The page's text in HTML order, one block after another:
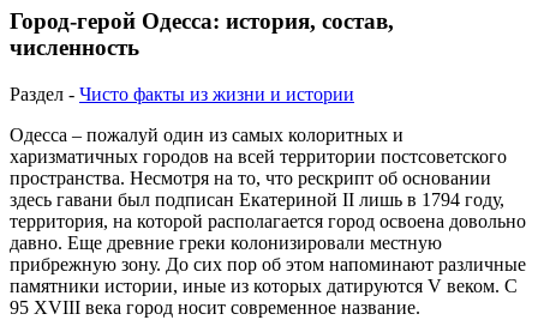
Город-герой Одесса: история, состав,
численность
Раздел - Чисто факты из жизни и истории
Одесса – пожалуй один из самых колоритных и
харизматичных городов на всей территории постсоветского
пространства. Несмотря на то, что рескрипт об основании
здесь гавани был подписан Екатериной II лишь в 1794 году,
территория, на которой располагается город освоена довольно
давно. Еще древние греки колонизировали местную
прибрежную зону. До сих пор об этом напоминают различные
памятники истории, иные из которых датируются V веком. С
95 XVIII века город носит современное название.